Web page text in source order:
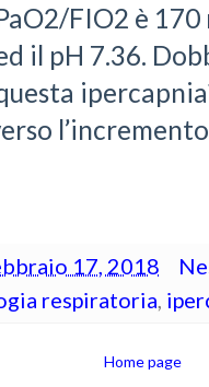
FIO2 è 170
il pH 7.36.
17, 2018
respiratoria,
Home page